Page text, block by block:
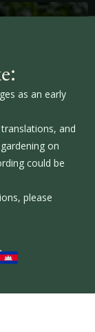
as an early
and
on
could be
please